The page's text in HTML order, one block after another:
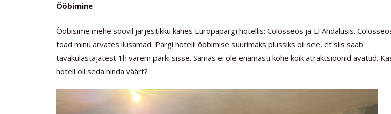
Ööbimine
Ööbisime mehe soovil järjestikku kahes Europapargi hotellis: Colosseos ja El Andalusis.
toad minu arvates ilusamad. Pargi hotelli ööbimise suurimaks plussiks oli see, et siis saab
tavakülastajatest 1h varem parki sisse. Samas ei ole enamasti kohe kõik atraktsioonid avatud.
hotell oli seda hinda väärt?